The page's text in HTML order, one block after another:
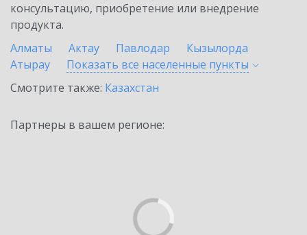
консультацию, приобретение или внедрение
продукта.
Алматы
Актау Павлодар
Кызылорда
Атырау
Показать все населенные пункты
Смотрите также: Казахстан
Партнеры в вашем регионе: